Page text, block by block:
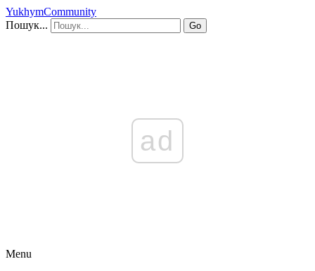
YukhymCommunity
Пошук...
Go
ad
Menu